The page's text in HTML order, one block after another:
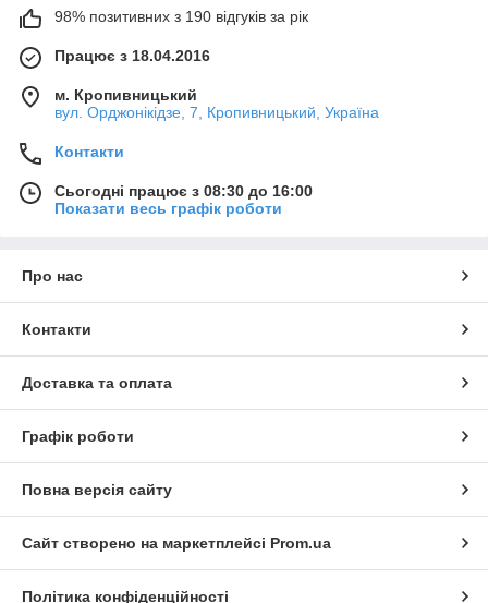
98% позитивних з 190 відгуків за рік
Працює з 18.04.2016
м. Кропивницький
вул. Орджонікідзе, 7, Кропивницький, Україна
Контакти
Сьогодні працює з 08:30 до 16:00
Показати весь графік роботи
Про нас
Контакти
Доставка та оплата
Графік роботи
Повна версія сайту
Сайт створено на маркетплейсі Prom.ua
Політика конфіденційності